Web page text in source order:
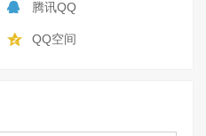
腾讯QQ
QQ空间